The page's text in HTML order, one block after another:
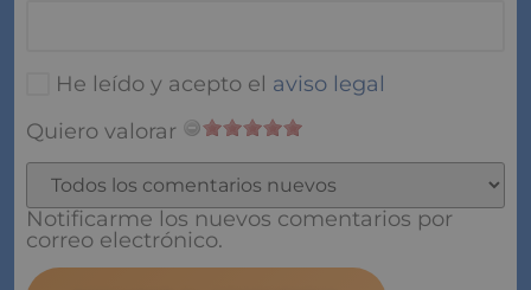
He leído y acepto el aviso legal
Quiero valorar
Notificarme los nuevos comentarios por
correo electrónico.